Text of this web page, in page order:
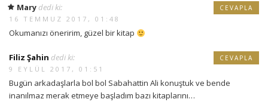
Mary dedi ki:
16 TEMMUZ 2017, 01:48
Okumanızı öneririm, güzel bir kitap
CEVAPLA
Filiz Şahin dedi ki:
9 EYLÜL 2017, 01:51
Bugün arkadaşlarla bol bol Sabahattin Ali konuştuk ve bende
inanılmaz merak etmeye başladım bazı kitaplarını…
CEVAPLA